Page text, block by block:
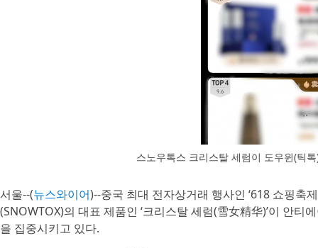
스노우톡스 크리스탈 세럼이 도우윈(틱
서울--(뉴스와이어)--중국 최대 전자상거래 행사인 ‘618 쇼핑축
(SNOWTOX)의 대표 제품인 ‘크리스탈 세럼(雪女精华)’이 안
을 집중시키고 있다.